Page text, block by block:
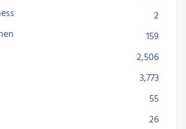
2
159
2,506
3,773
55
26